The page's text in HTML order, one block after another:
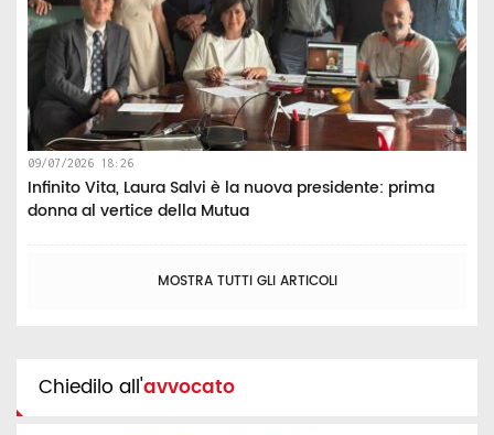
09/07/2026 18:26
Infinito Vita, Laura Salvi è la nuova presidente: prima
donna al vertice della Mutua
MOSTRA TUTTI GLI ARTICOLI
Chiedilo all'avvocato